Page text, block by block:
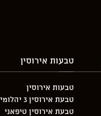
טבעות אירוסין
טבעות אירוסין
טבעת אירוסין 3 יהלומים
טבעת אירוסין טיפאני